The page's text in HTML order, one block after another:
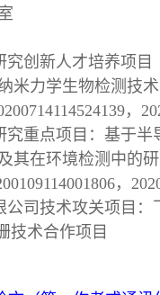
究创新人才培养项目
米力学生物检测技术
，
究重点项目：基于半
其在环境检测中的
，
公司技术攻关项目：
技术合作项目